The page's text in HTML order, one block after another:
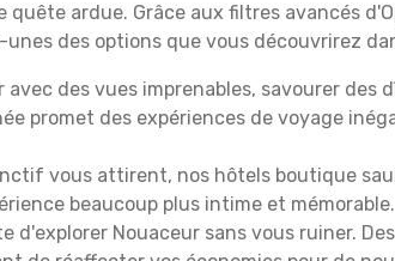
ardue. Grâce aux filtres avancés
des options que vous découvrirez
avec des vues imprenables, savourer
promet des expériences de voyage
vous attirent, nos hôtels boutique
beaucoup plus intime et mémorable.
d'explorer Nouaceur sans vous ruiner.